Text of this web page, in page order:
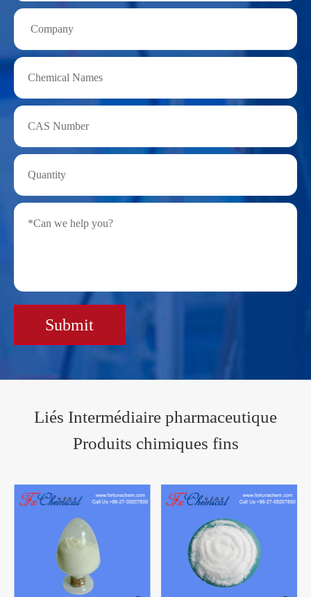
Submit
Liés Intermédiaire pharmaceutique
Produits chimiques fins